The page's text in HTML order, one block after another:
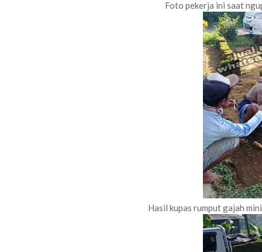
Foto pekerja ini saat
Hasil kupas rumput gajah